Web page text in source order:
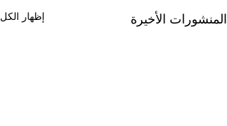
المنشورات الأخيرة إظهار الكل